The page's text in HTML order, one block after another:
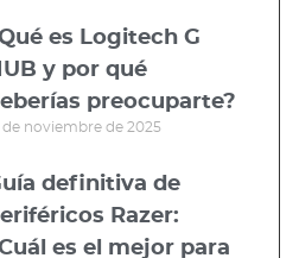
es Logitech G
y por qué
preocuparte?
de noviembre de 2025
definitiva de
Razer:
es el mejor para